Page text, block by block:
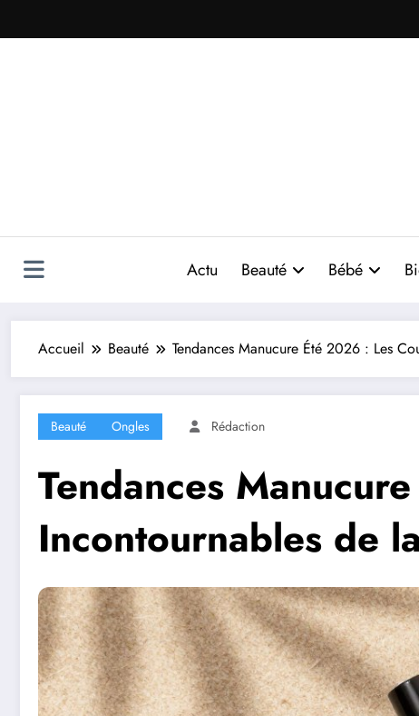
au
Actu Beauté Bébé
Accueil Beauté Tendances Manucure Été 2026 : Les
Beauté Ongles Rédaction
Tendances
Incontournables de